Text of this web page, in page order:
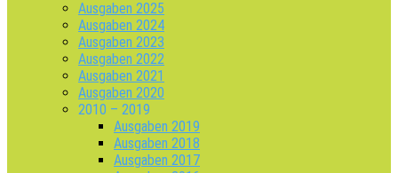
Ausgaben 2025
Ausgaben 2024
Ausgaben 2023
Ausgaben 2022
Ausgaben 2021
Ausgaben 2020
2010 – 2019
Ausgaben 2019
Ausgaben 2018
Ausgaben 2017